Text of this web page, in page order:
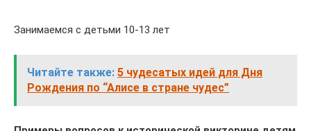
Занимаемся с детьми 10-13 лет
Читайте также: 5 чудесатых идей для Дня
Рождения по “Алисе в стране чудес”